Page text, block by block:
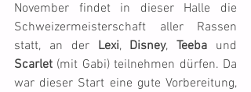
November findet in dieser Halle die
Schweizermeisterschaft aller Rassen
statt, an der Lexi, Disney, Teeba
Scarlet (mit Gabi) teilnehmen dürfen. Da
war dieser Start eine gute Vorbereitung,